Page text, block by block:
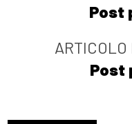
Post
Post